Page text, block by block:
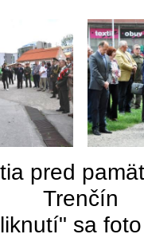
pred
Trenčín
sa